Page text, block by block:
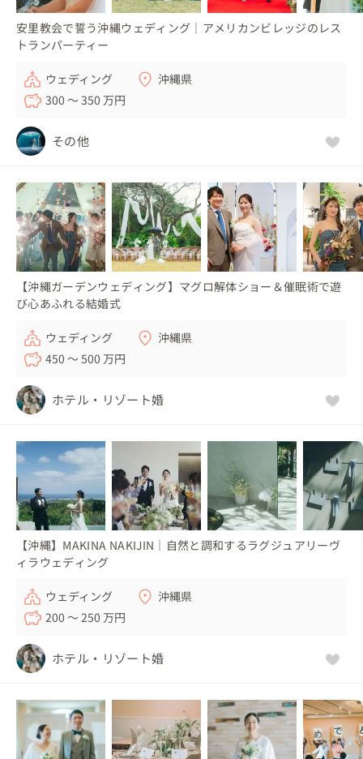
安里教会で誓う沖縄ウェディング｜アメリカンビレッジのレス
トランパーティー
ウェディング
沖縄県
300 〜 350 万円
その他
【沖縄ガーデンウェディング】マグロ解体ショー＆催眠術で遊
び心あふれる結婚式
ウェディング
沖縄県
450 〜 500 万円
ホテル・リゾート婚
【沖縄】MAKINA NAKIJIN｜自然と調和するラグジュアリーヴ
ィラウェディング
ウェディング
沖縄県
200 〜 250 万円
ホテル・リゾート婚